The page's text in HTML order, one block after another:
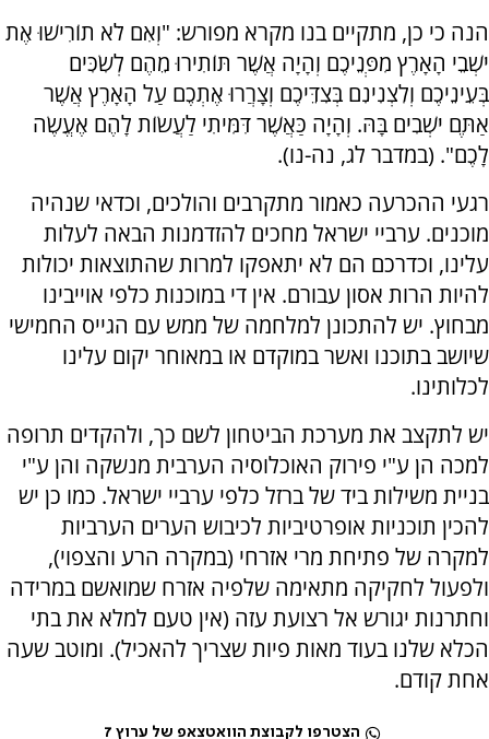
הנה כי כן, מתקיים בנו מקרא מפורש: "וְאִם לֹא תוֹרִישׁוּ אֶת
יֹשְׁבֵי הָאָרֶץ מִפְּנֵיכֶם וְהָיָה אֲשֶׁר תּוֹתִירוּ מֵהֶם לְשִׂכִּים
בְּעֵינֵיכֶם וְלִצְנִינִם בְּצִדֵּיכֶם וְצָרֲרוּ אֶתְכֶם עַל הָאָרֶץ אֲשֶׁר
אַתֶּם יֹשְׁבִים בָּהּ. וְהָיָה כַּאֲשֶׁר דִּמִּיתִי לַעֲשׂוֹת לָהֶם אֶעֱשֶׂה
לָכֶם". (במדבר לג, נה-נו).
רגעי ההכרעה כאמור מתקרבים והולכים, וכדאי שנהיה
מוכנים. ערביי ישראל מחכים להזדמנות הבאה לעלות
עלינו, וכדרכם הם לא יתאפקו למרות שהתוצאות יכולות
להיות הרות אסון עבורם. אין די במוכנות כלפי אוייבינו
מבחוץ. יש להתכונן למלחמה של ממש עם הגייס החמישי
שיושב בתוכנו ואשר במוקדם או במאוחר יקום עלינו
לכלותינו.
יש לתקצב את מערכת הביטחון לשם כך, ולהקדים תרופה
למכה הן ע"י פירוק האוכלוסיה הערבית מנשקה והן ע"י
בניית משילות ביד של ברזל כלפי ערביי ישראל. כמו כן יש
להכין תוכניות אופרטיביות לכיבוש הערים הערביות
למקרה של פתיחת מרי אזרחי (במקרה הרע והצפוי),
ולפעול לחקיקה מתאימה שלפיה אזרח שמואשם במרידה
וחתרנות יגורש אל רצועת עזה (אין טעם למלא את בתי
הכלא שלנו בעוד מאות פיות שצריך להאכיל). ומוטב שעה
אחת קודם.
הצטרפו לקבוצת הוואטצאפ של ערוץ 7